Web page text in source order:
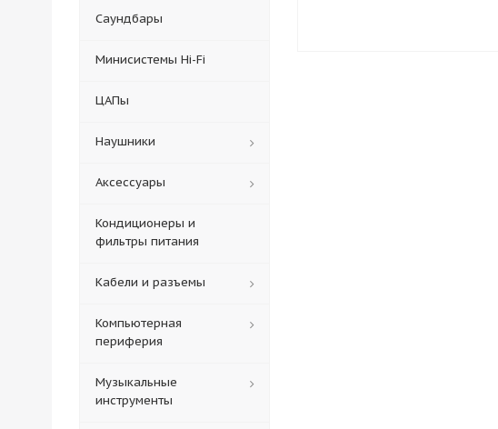
Саундбары
Минисистемы Hi-Fi
ЦАПы
Наушники
Аксессуары
Кондиционеры и
фильтры питания
Кабели и разъемы
Компьютерная
периферия
Музыкальные
инструменты